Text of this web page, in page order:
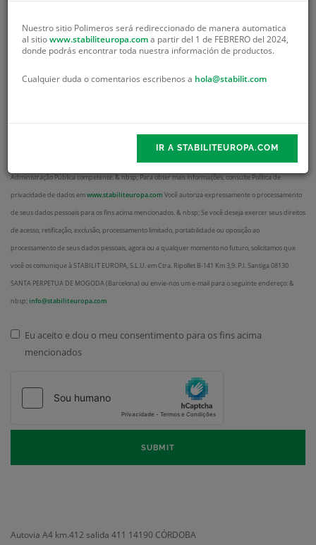
Mensagem
produtos e / ou serviços em qualquer mídia, inclusive eletrônica, sobre os serviços ou produtos pelos
Administração Pública competente. & nbsp; Para obter mais informações, consulte Política de
privacidade de dados emwww.stabiliteuropa.com Você autoriza expressamente o processamento
de seus dados pessoais para os fins acima mencionados. & nbsp;Se você deseja exercer seus direitos
de acesso, retificação, exclusão, processamento limitado, portabilidade ou oposição ao
processamento de seus dados pessoais, agora ou a qualquer momento no futuro, solicitamos que
você os comunique à STABILIT EUROPA, S.L.U. em Ctra. Ripollet B-141 Km 3,9. P.I. Santiga 08130
SANTA PERPETUA DE MOGODA (Barcelona) ou envie-nos um e-mail para o seguinte endereço: &
nbsp;info@stabiliteuropa.com
Eu aceito e dou o meu consentimento para os fins acima
mencionados
SUBMIT
Autovia A4 km.412 salida 411 14190 CÓRDOBA
Nuestro sitio Polimeros será redireccionado de manera automatica
al sitiowww.stabiliteuropa.coma partir del 1 de FEBRERO del 2024,
donde podrás encontrar toda nuestra información de productos.
Cualquier duda o comentarios escribenos a hola@stabilit.com
IR A STABILITEUROPA.COM